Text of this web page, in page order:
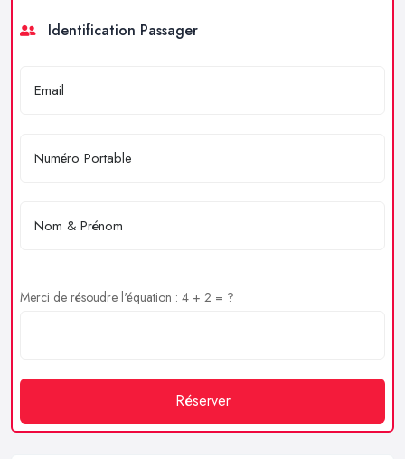
Identification Passager
Merci de résoudre l'équation : 4 + 2 = ?
Réserver